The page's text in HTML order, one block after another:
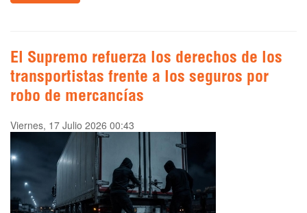
El Supremo refuerza los derechos de los
transportistas frente a los seguros por
robo de mercancías
Viernes, 17 Julio 2026 00:43